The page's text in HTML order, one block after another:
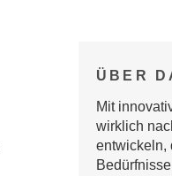
ÜBER
Mit
wirklich
entwickeln,